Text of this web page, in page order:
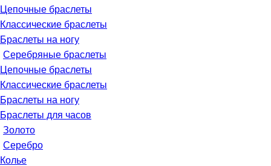
Цепочные браслеты
Классические браслеты
Браслеты на ногу
Серебряные браслеты
Цепочные браслеты
Классические браслеты
Браслеты на ногу
Браслеты для часов
Золото
Серебро
Колье